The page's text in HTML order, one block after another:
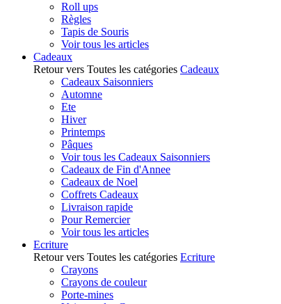
Roll ups
Règles
Tapis de Souris
Voir tous les articles
Cadeaux
Retour vers Toutes les catégories Cadeaux
Cadeaux Saisonniers
Automne
Ete
Hiver
Printemps
Pâques
Voir tous les Cadeaux Saisonniers
Cadeaux de Fin d'Annee
Cadeaux de Noel
Coffrets Cadeaux
Livraison rapide
Pour Remercier
Voir tous les articles
Ecriture
Retour vers Toutes les catégories Ecriture
Crayons
Crayons de couleur
Porte-mines